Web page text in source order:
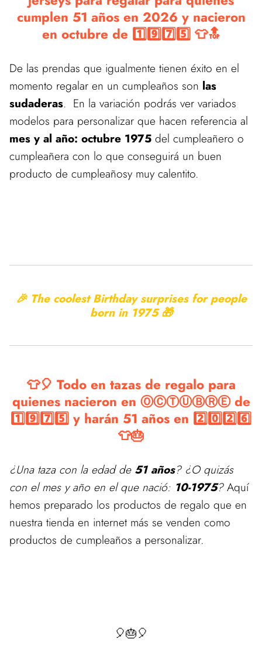
cumplen 51 años en 2026 y nacieron
en octubre de 1️⃣9️⃣7️⃣5️⃣ 👕🔝
De las prendas que igualmente tienen éxito en el
momento regalar en un cumpleaños son las
sudaderas. En la variación podrás ver variados
modelos para personalizar que hacen referencia al
mes y al año: octubre 1975 del cumpleañero o
cumpleañera con lo que conseguirá un buen
producto de cumpleañosy muy calentito.
🎉 The coolest Birthday surprises for people
born in 1975 🎁
👕🎈 Todo en tazas de regalo para
quienes nacieron en ⓄⒸⓉⓊⒷⓇⒺ de
1️⃣9️⃣7️⃣5️⃣ y harán 51 años en 2️⃣0️⃣2️⃣6️⃣
👕🎂
¿Una taza con la edad de 51 años? ¿O quizás
con el mes y año en el que nació: 10-1975?Aquí
hemos preparado los productos de regalo que en
nuestra tienda en internet más se venden como
productos de cumpleaños a personalizar.
🎈🎂🎈